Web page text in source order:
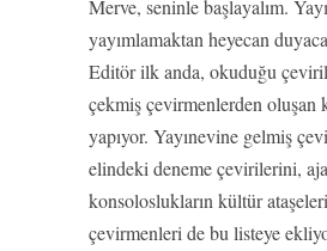
Merve, seninle başlayalım.
yayımlamaktan heyecan
Editör ilk anda, okuduğu
çekmiş çevirmenlerden oluşan
yapıyor. Yayınevine gelmiş
elindeki deneme çevirilerini,
konsoloslukların kültür
çevirmenleri de bu listeye